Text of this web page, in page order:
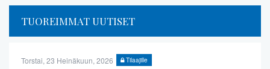
TUOREIMMAT UUTISET
Torstai, 23 Heinäkuun, 2026 Tilaajille